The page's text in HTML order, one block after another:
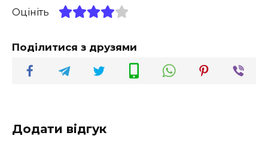
Оцініть
Поділитися з друзями
Додати відгук